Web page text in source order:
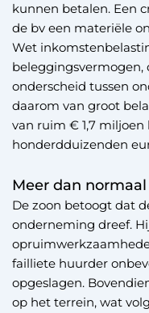
kunnen betalen. Een
de bv een materiële
Wet
onderscheid tussen
daarom van groot
van ruim € 1,7
honderdduizenden
Meer dan
De zoon betoogt dat
onderneming dreef.
failliete huurder
opgeslagen.
op het terrein, wat